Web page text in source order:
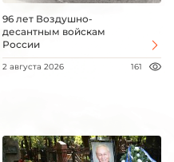
96 лет Воздушно-
десантным войскам
России
2 августа 2026 161